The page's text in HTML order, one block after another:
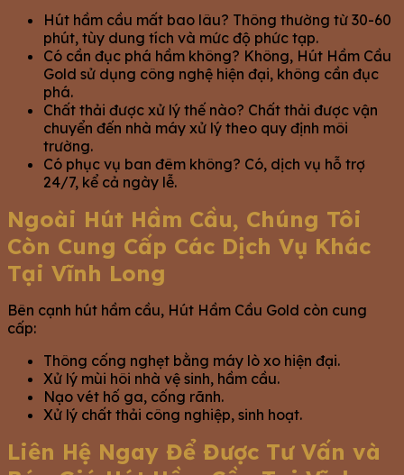
Hút hầm cầu mất bao lâu? Thông thường từ 30-60
phút, tùy dung tích và mức độ phức tạp.
Có cần đục phá hầm không? Không, Hút Hầm Cầu
Gold sử dụng công nghệ hiện đại, không cần đục
phá.
Chất thải được xử lý thế nào? Chất thải được vận
chuyển đến nhà máy xử lý theo quy định môi
trường.
Có phục vụ ban đêm không? Có, dịch vụ hỗ trợ
24/7, kể cả ngày lễ.
Ngoài Hút Hầm Cầu, Chúng Tôi
Còn Cung Cấp Các Dịch Vụ Khác
Tại Vĩnh Long
Bên cạnh hút hầm cầu, Hút Hầm Cầu Gold còn cung
cấp:
Thông cống nghẹt bằng máy lò xo hiện đại.
Xử lý mùi hôi nhà vệ sinh, hầm cầu.
Nạo vét hố ga, cống rãnh.
Xử lý chất thải công nghiệp, sinh hoạt.
Liên Hệ Ngay Để Được Tư Vấn và